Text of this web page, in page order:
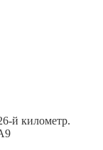
й километр.